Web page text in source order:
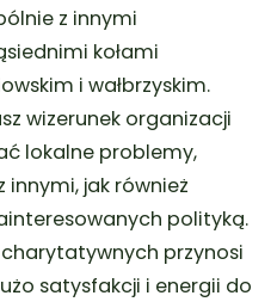
z innymi
kołami
i wałbrzyskim.
wizerunek organizacji
lokalne problemy,
innymi, jak również
polityką.
przynosi
satysfakcji i energii do